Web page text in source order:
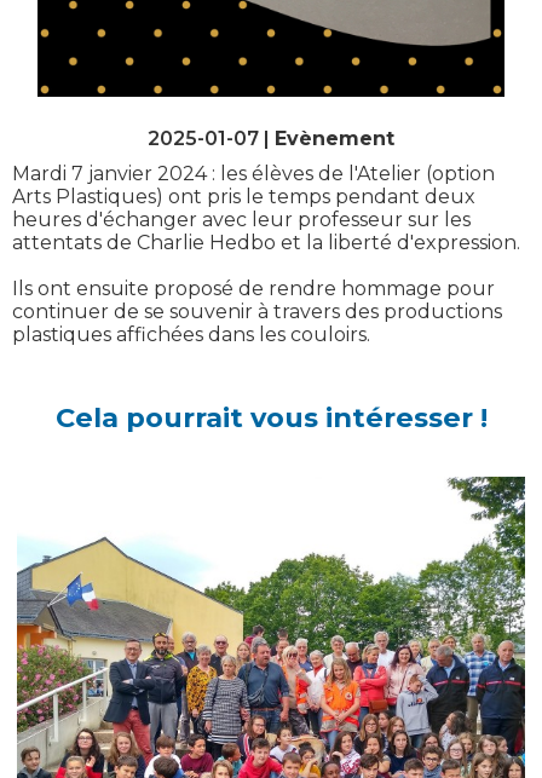
2025-01-07 | Evènement
Mardi 7 janvier 2024 : les élèves de l'Atelier (option
Arts Plastiques) ont pris le temps pendant deux
heures d'échanger avec leur professeur sur les
attentats de Charlie Hedbo et la liberté d'expression.
Ils ont ensuite proposé de rendre hommage pour
continuer de se souvenir à travers des productions
plastiques affichées dans les couloirs.
Cela pourrait vous intéresser !